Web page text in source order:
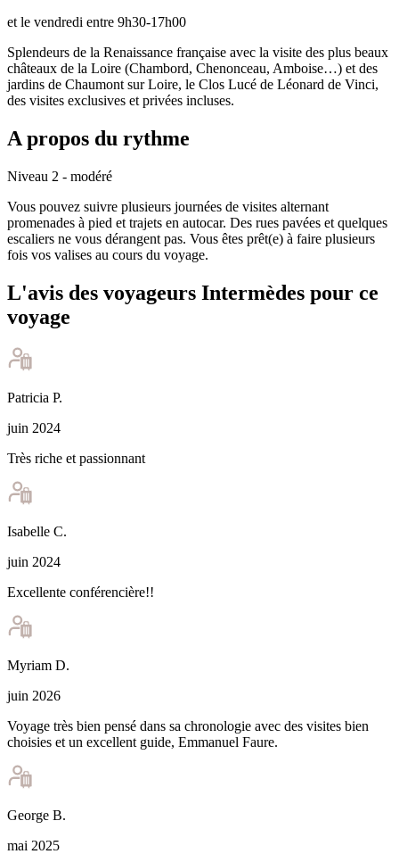
et le vendredi entre 9h30-17h00
Splendeurs de la Renaissance française avec la visite des plus beaux
châteaux de la Loire (Chambord, Chenonceau, Amboise…) et des
jardins de Chaumont sur Loire, le Clos Lucé de Léonard de Vinci,
des visites exclusives et privées incluses.
A propos du rythme
Niveau 2 - modéré
Vous pouvez suivre plusieurs journées de visites alternant
promenades à pied et trajets en autocar. Des rues pavées et quelques
escaliers ne vous dérangent pas. Vous êtes prêt(e) à faire plusieurs
fois vos valises au cours du voyage.
L'avis des voyageurs Intermèdes pour ce
voyage
Patricia P.
juin 2024
Très riche et passionnant
Isabelle C.
juin 2024
Excellente conférencière!!
Myriam D.
juin 2026
Voyage très bien pensé dans sa chronologie avec des visites bien
choisies et un excellent guide, Emmanuel Faure.
George B.
mai 2025